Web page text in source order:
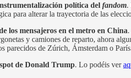
política del fandom.
para alterar la trayectoria de las
los mensajeros en el metro en China
y camiones de reparto, ahora
parecidos de Zúrich, Ámsterdam o
de Donald Trump. Lo podéis ver